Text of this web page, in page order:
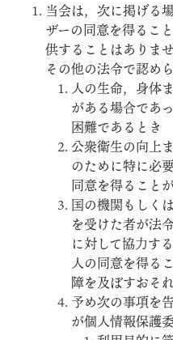
当会は，次に掲げる
ザーの同意を得るこ
供することはありま
その他の法令で認め
人の生命，身体
がある場合であ
困難であるとき
公衆衛生の向上
のために特に必
同意を得ること
国の機関もしく
を受けた者が法
に対して協力す
人の同意を得る
障を及ぼすおそ
予め次の事項を
が個人情報保護